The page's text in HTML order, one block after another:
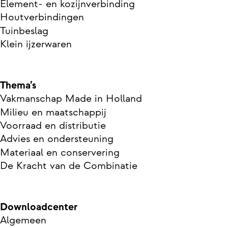
Element- en kozijnverbinding
Houtverbindingen
Tuinbeslag
Klein ijzerwaren
Thema’s
Vakmanschap Made in Holland
Milieu en maatschappij
Voorraad en distributie
Advies en ondersteuning
Materiaal en conservering
De Kracht van de Combinatie
Downloadcenter
Algemeen